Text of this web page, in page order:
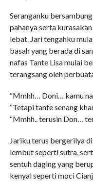
Seranganku
pahanya serta
lebat. Jari tengahku
basah yang berada di
nafas Tante Lisa mulai
terangsang oleh
“Mmhh… Doni… kamu
“Tetapi tante senang
“Mmhh.. terusin Don…
Jariku terus bergerilya
lembut seperti sutra,
sentuh daging yang
kenyal seperti moci